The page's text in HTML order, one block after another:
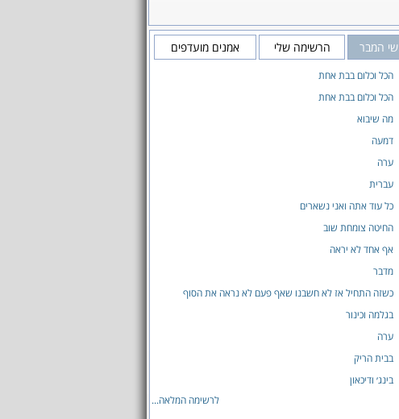
שי המבר הרשימה שלי אמנים מועדפים
הכל וכלום בבת אחת
הכל וכלום בבת אחת
מה שיבוא
דמעה
ערה
עברית
כל עוד אתה ואני נשארים
החיטה צומחת שוב
אף אחד לא יראה
מדבר
כשזה התחיל אז לא חשבנו שאף פעם לא נראה את הסוף
בגלמה וכינור
ערה
בבית הריק
בינג׳ ודיכאון
לרשימה המלאה...